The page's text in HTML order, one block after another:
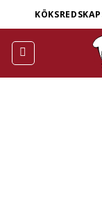
to
content